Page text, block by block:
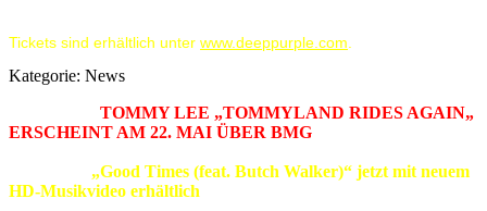
Tickets sind erhältlich unter www.deeppurple.com
Kategorie: News
TOMMY LEE „TOMMYLAND RIDES AGAIN„
ERSCHEINT AM 22. MAI ÜBER BMG
„Good Times (feat. Butch Walker)“ jetzt mit neuem
HD-Musikvideo erhältlich